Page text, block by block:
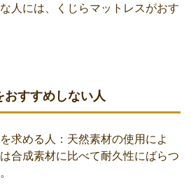
人には、くじらマットレスがおす
おすすめしない人
求める人：天然素材の使用によ
合成素材に比べて耐久性にばらつ